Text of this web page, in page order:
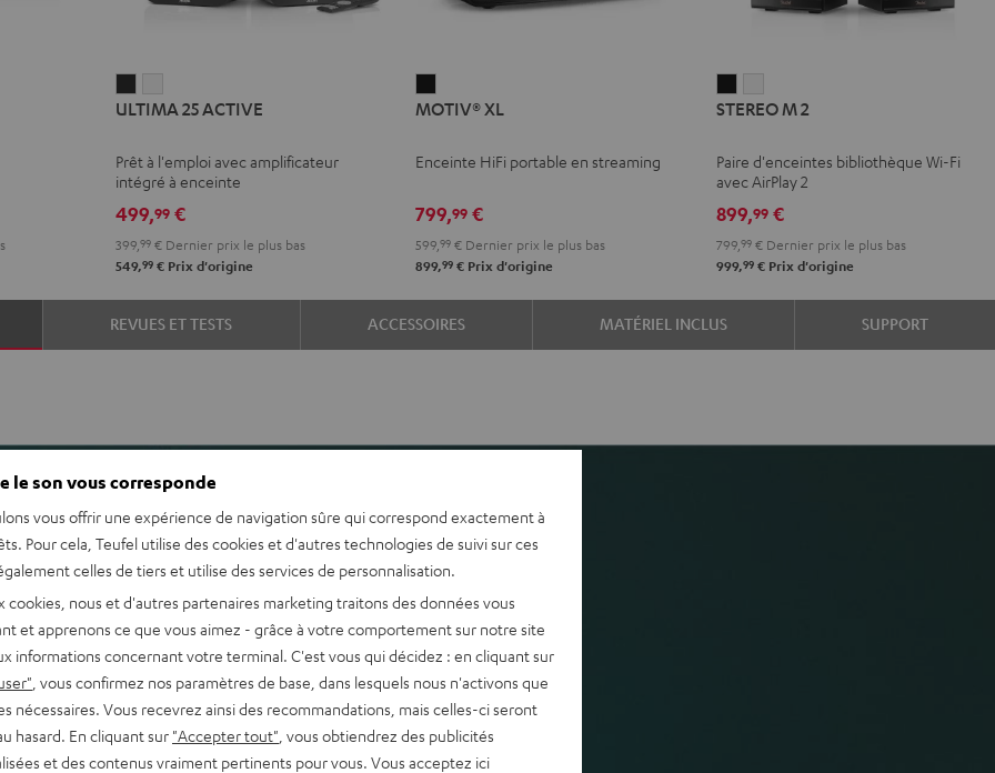
25
Night
Black
25
Pure
White
ULTIMA 25 ACTIVE
Prêt à l'emploi avec amplificateur
intégré à enceinte
499,99€
399, 99€Dernier prix le plus bas
549,99€Prix d'origine
XL
MOTIV® XL
Enceinte HiFi portable en streaming
799,99 €
599,99 € Dernier prix le plus bas
899,99 € Prix d'origine
M
Noir
M
Blanc
STEREO M 2
Paire d'enceintes bibliothèque Wi-Fi
avec AirPlay 2
899,99 €
799,99 € Dernier prix le plus bas
999,99 € Prix d'origine
REVUES ET TESTS ACCESSOIRES MATÉRIEL INCLUS SUPPORT
une utilisation intuitive
se fondre dans une
wifi et Bluetooth
AirPlay 2 y compris
Internetradio , entrée
le son vous corresponde
vous offrir une expérience de navigation sûre qui correspond exactement à
Pour cela, Teufel utilise des cookies et d'autres technologies de suivi sur ces
celles de tiers et utilise des services de personnalisation.
cookies, nous et d'autres partenaires marketing traitons des données vous
et apprenons ce que vous aimez - grâce à votre comportement sur notre site
informations concernant votre terminal. C'est vous qui décidez : en cliquant sur
, vous confirmez nos paramètres de base, dans lesquels nous n'activons que
nécessaires. Vous recevrez ainsi des recommandations, mais celles-ci seront
hasard. En cliquant sur "Accepter tout" , vous obtiendrez des publicités
et des contenus vraiment pertinents pour vous. Vous acceptez ici